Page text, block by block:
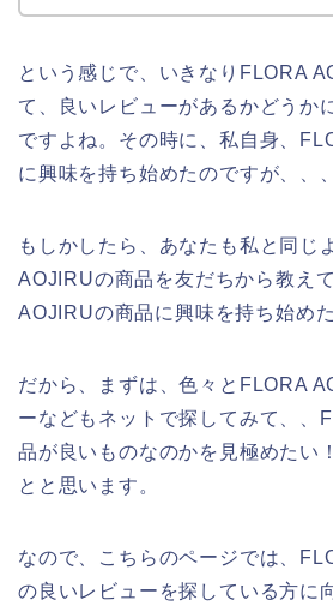
という感じで、いきなりFLORA
て、良いレビューがあるかどうか
ですよね。その時に、私自身、
に興味を持ち始めたのですが、、、
もしかしたら、あなたも私と同じ
AOJIRUの商品を友だちから教え
AOJIRUの商品に興味を持ち始め
だから、まずは、色々とFLORA
ーなどもネットで探してみて、、
品が良いものなのかを見極めたい
とと思います。
なので、こちらのページでは、
の良いレビューを探している方に